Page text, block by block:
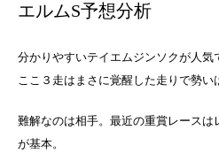
エルムS予想分析
分かりやすいテイエムジンソクが人気
ここ３走はまさに覚醒した走りで勢い
難解なのは相手。最近の重賞レースは
が基本。